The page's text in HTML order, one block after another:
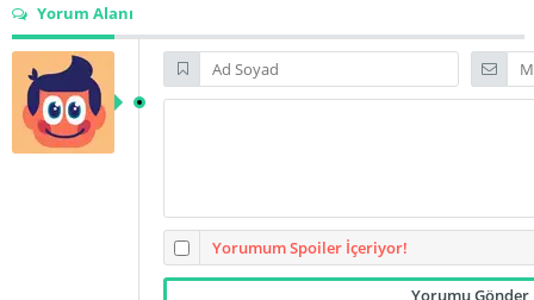
Yorum Alanı
Yorumum Spoiler İçeriyor!